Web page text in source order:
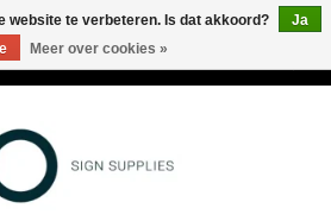
website te verbeteren. Is dat akkoord?
Ja
Meer over cookies »